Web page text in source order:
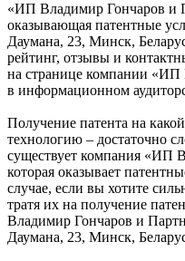
«ИП Владимир Гончаров и
оказывающая патентные
Даумана, 23, Минск,
рейтинг, отзывы и
на странице компании
в информационном
Получение патента на
технологию – достаточно
существует компания «ИП
которая оказывает
случае, если вы хотите
тратя их на получение
Владимир Гончаров и
Даумана, 23, Минск,